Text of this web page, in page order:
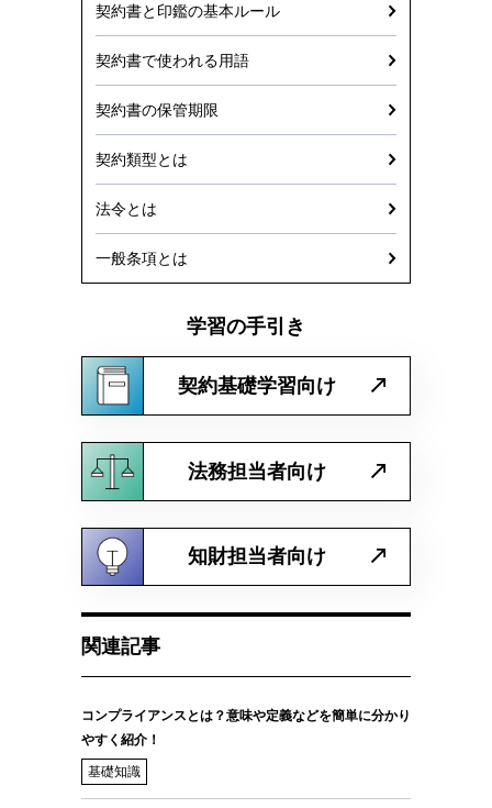
契約書と印鑑の基本ルール
契約書で使われる用語
契約書の保管期限
契約類型とは
法令とは
一般条項とは
学習の手引き
契約基礎学習向け
法務担当者向け
知財担当者向け
関連記事
コンプライアンスとは？意味や定義などを簡単に分かり
やすく紹介！
基礎知識